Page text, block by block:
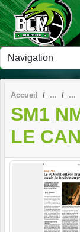
Accueil
SM1
LE
Panneau de